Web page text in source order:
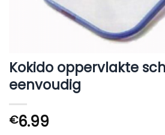
Kokido oppervlakte
eenvoudig
€6.99